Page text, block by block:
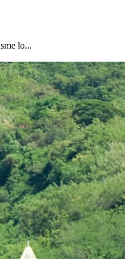
Verne
4
lo...